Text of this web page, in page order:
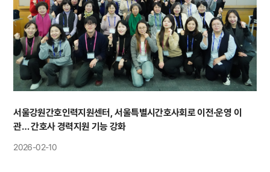
서울강원간호인력지원센터, 서울특별시간호사회로 이전·운영 이
관… 간호사 경력지원 기능 강화
2026-02-10